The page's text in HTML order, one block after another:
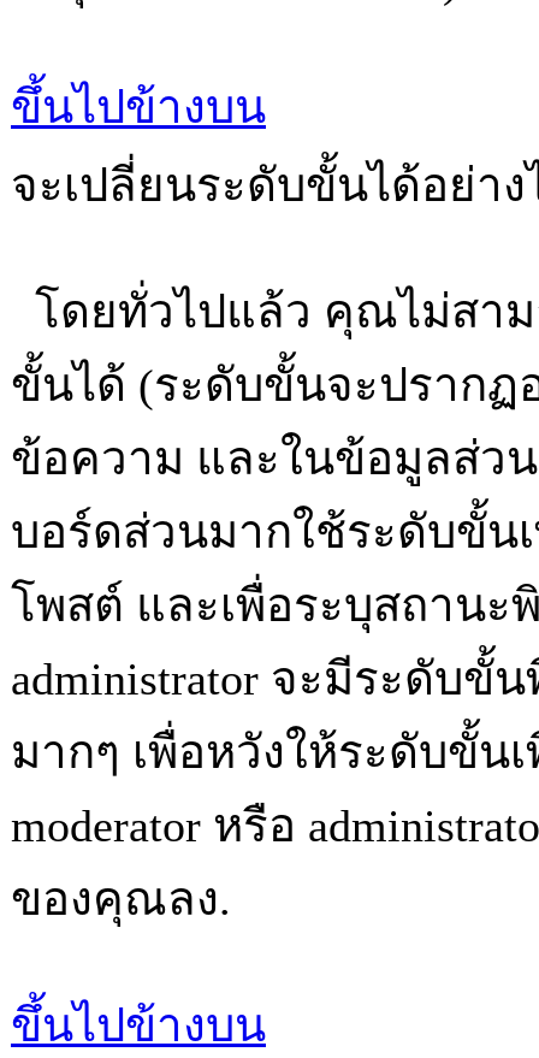
ขึ้นไปข้างบน
จะเปลี่ยนระดับขั้นได้อย่าง
โดยทั่วไปแล้ว คุณไม่สา
ขั้นได้ (ระดับขั้นจะปรากฏ
ข้อความ และในข้อมูลส่ว
บอร์ดส่วนมากใช้ระดับขั้
โพสต์ และเพื่อระบุสถานะ
administrator จะมีระดับ
มากๆ เพื่อหวังให้ระดับขั้น
moderator หรือ
ของคุณลง.
ขึ้นไปข้างบน